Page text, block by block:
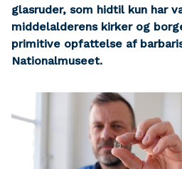
glasruder, som hidtil kun har
middelalderens kirker og
primitive opfattelse af
Nationalmuseet.